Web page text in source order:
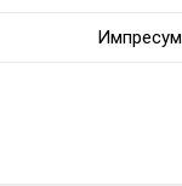
Импресум